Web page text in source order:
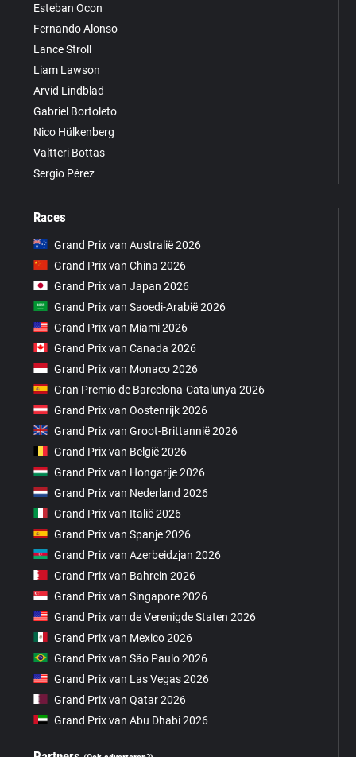
Esteban Ocon
Fernando Alonso
Lance Stroll
Liam Lawson
Arvid Lindblad
Gabriel Bortoleto
Nico Hülkenberg
Valtteri Bottas
Sergio Pérez
Races
Grand Prix van Australië 2026
Grand Prix van China 2026
Grand Prix van Japan 2026
Grand Prix van Saoedi-Arabië 2026
Grand Prix van Miami 2026
Grand Prix van Canada 2026
Grand Prix van Monaco 2026
Gran Premio de Barcelona-Catalunya 2026
Grand Prix van Oostenrijk 2026
Grand Prix van Groot-Brittannië 2026
Grand Prix van België 2026
Grand Prix van Hongarije 2026
Grand Prix van Nederland 2026
Grand Prix van Italië 2026
Grand Prix van Spanje 2026
Grand Prix van Azerbeidzjan 2026
Grand Prix van Bahrein 2026
Grand Prix van Singapore 2026
Grand Prix van de Verenigde Staten 2026
Grand Prix van Mexico 2026
Grand Prix van São Paulo 2026
Grand Prix van Las Vegas 2026
Grand Prix van Qatar 2026
Grand Prix van Abu Dhabi 2026